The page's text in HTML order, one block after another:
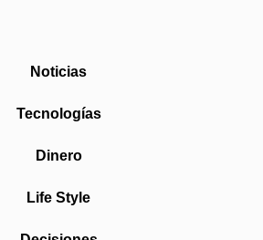
Noticias
Tecnologías
Dinero
Life Style